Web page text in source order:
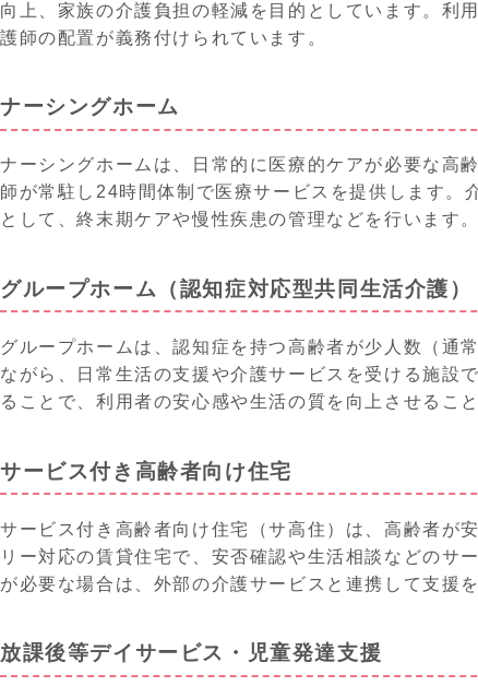
向上、家族の介護負担の軽減を目的としています。利
護師の配置が義務付けられています。
ナーシングホーム
ナーシングホームは、日常的に医療的ケアが必要な高
師が常駐し24時間体制で医療サービスを提供します。
として、終末期ケアや慢性疾患の管理などを行います。
グループホーム（認知症対応型共同生活介護）
グループホームは、認知症を持つ高齢者が少人数（通
ながら、日常生活の支援や介護サービスを受ける施設
ることで、利用者の安心感や生活の質を向上させるこ
サービス付き高齢者向け住宅
サービス付き高齢者向け住宅（サ高住）は、高齢者が
リー対応の賃貸住宅で、安否確認や生活相談などのサ
が必要な場合は、外部の介護サービスと連携して支援を
放課後等デイサービス・児童発達支援